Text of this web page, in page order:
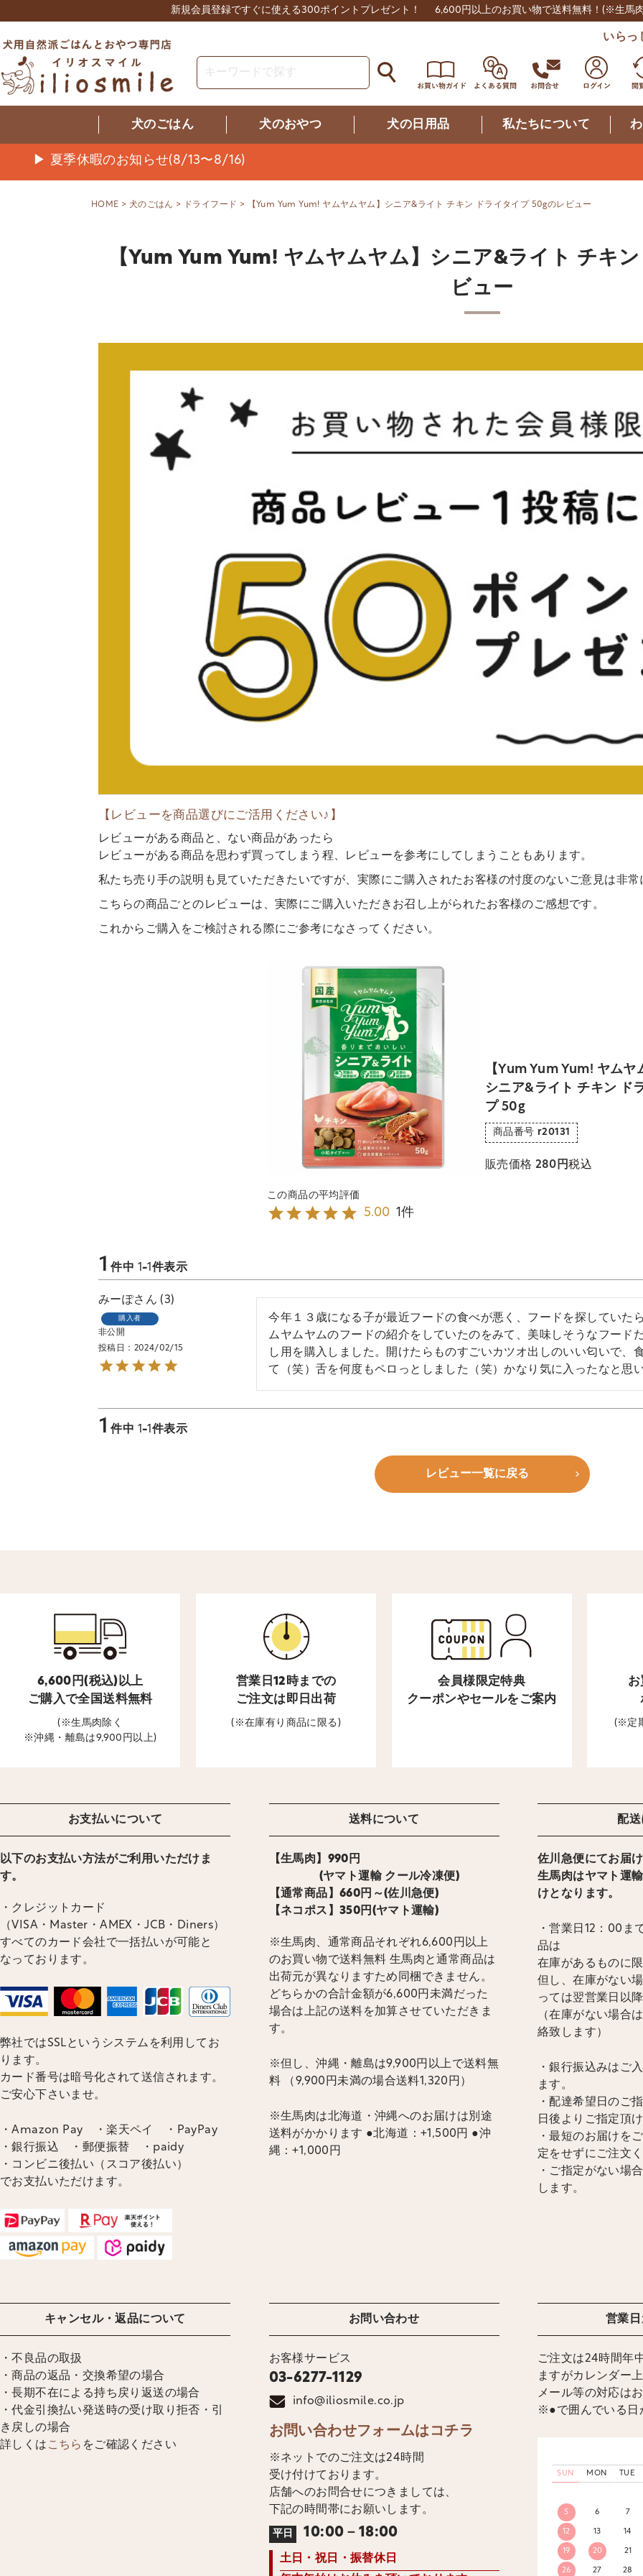
新規会員登録ですぐに使える300ポイントプレゼント！ 6,600円以上のお買い物で送料無料！ (※生馬
いら
犬のごはん 犬のおやつ 犬の日用品 私たちについて
▶ 夏季休暇のお知らせ(8/13〜8/16)
HOME 犬のごはん ドライフード 【Yum Yum Yum! ヤムヤムヤム】シニア&ライト チキン ドライタイプ 50gのレビュー
【Yum Yum Yum! ヤムヤムヤム】シニア&ライト チキ
ビュー
【レビューを商品選びにご活用ください♪】
レビューがある商品と、ない商品があったら
レビューがある商品を思わず買ってしまう程、レビューを参考にしてしまうこともあります。
私たち売り手の説明も見ていただきたいですが、実際にご購入されたお客様の忖度のないご意見は非常
こちらの商品ごとのレビューは、実際にご購入いただきお召し上がられたお客様のご感想です。
これからご購入をご検討される際にご参考になさってください。
【Yum Yum Yum! ヤムヤ
シニア&ライト チキン ド
プ 50g
商品番号 r20131
販売価格 280 税込
5.00 1
1件中 1-1 件表示
みーぽ 3
購入者
非公開
投稿日
2024/02/15
今年１３歳になる子が最近フードの食べが悪く、フードを探していた
ムヤムヤムのフードの紹介をしていたのをみて、美味しそうなフード
し用を購入しました。開けたらものすごいカツオ出しのいい匂いで、
て（笑）舌を何度もペロっとしました（笑）かなり気に入ったなと思
1件中 1-1 件表示
レビュー一覧に戻る
6,600円(税込)以上
ご購入で全国送料無料
(※生馬肉除く
※沖縄・離島は9,900円以上)
営業日12時までの
ご注文は即日出荷
(※在庫有り商品に限る)
会員様限定特典
クーポンやセールをご案内
お
(※定
お支払いについて
以下のお支払い方法がご利用いただけま
す。
・クレジットカード
（VISA・Master・AMEX・JCB・Diners）
すべてのカード会社で一括払いが可能と
なっております。
弊社ではSSLというシステムを利用してお
ります。
カード番号は暗号化されて送信されます。
ご安心下さいませ。
・Amazon Pay ・楽天ペイ ・PayPay
・銀行振込 ・郵便振替 ・paidy
・コンビニ後払い（スコア後払い）
でお支払いただけます。
送料について
【生馬肉】990円
(ヤマト運輸 クール冷凍便)
【通常商品】660円～(佐川急便)
【ネコポス】350円(ヤマト運輸)
※生馬肉、通常商品それぞれ6,600円以上
のお買い物で送料無料 生馬肉と通常商品は
出荷元が異なりますため同梱できません。
どちらかの合計金額が6,600円未満だった
場合は上記の送料を加算させていただきま
す。
※但し、沖縄・離島は9,900円以上で送料無
料 （9,900円未満の場合送料1,320円）
※生馬肉は北海道・沖縄へのお届けは別途
送料がかかります ●北海道：+1,500円 ●沖
縄：+1,000円
配
佐川急便にてお届け
生馬肉はヤマト運
けとなります。
・営業日12：00ま
品は
在庫があるものに
但し、在庫がない
っては翌営業日以
（在庫がない場合
絡致します）
・銀行振込みはご
ます。
・配達希望日のご
日後よりご指定頂け
・最短のお届けを
定をせずにご注文く
・ご指定がない場
します。
キャンセル・返品について
・不良品の取扱
・商品の返品・交換希望の場合
・長期不在による持ち戻り返送の場合
・代金引換払い発送時の受け取り拒否・引
き戻しの場合
詳しくは こちら をご確認ください
お問い合わせ
お客様サービス
03-6277-1129
info@iliosmile.co.jp
お問い合わせフォームはコチラ
※ネットでのご注文は24時間
受け付けております。
店舗へのお問合せにつきましては、
下記の時間帯にお願いします。
平日 10:00－18:00
土日・祝日・振替休日
営業
ご注文は24時間年
ますがカレンダー
メール等の対応はお
※●で囲んでいる日
SUN MON TUE
5 6 7
12 13 14
19 20 21
26 27 28